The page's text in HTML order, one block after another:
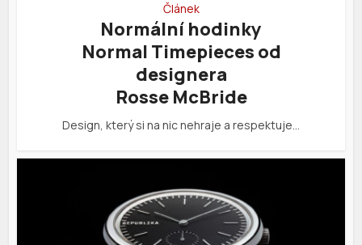
Článek
Normální hodinky
Normal Timepieces od
designera
Rosse McBride
Design, který si na nic nehraje a respektuje…